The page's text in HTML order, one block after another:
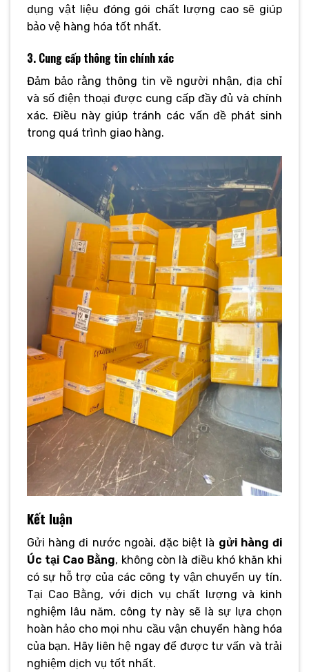
dụng vật liệu đóng gói chất lượng cao sẽ giúp
bảo vệ hàng hóa tốt nhất.
3. Cung cấp thông tin chính xác
Đảm bảo rằng thông tin về người nhận, địa chỉ
và số điện thoại được cung cấp đầy đủ và chính
xác. Điều này giúp tránh các vấn đề phát sinh
trong quá trình giao hàng.
Kết luận
Gửi hàng đi nước ngoài, đặc biệt là gửi hàng đi
Úc tại Cao Bằng, không còn là điều khó khăn khi
có sự hỗ trợ của các công ty vận chuyển uy tín.
Tại Cao Bằng, với dịch vụ chất lượng và kinh
nghiệm lâu năm, công ty này sẽ là sự lựa chọn
hoàn hảo cho mọi nhu cầu vận chuyển hàng hóa
của bạn. Hãy liên hệ ngay để được tư vấn và trải
nghiệm dịch vụ tốt nhất.